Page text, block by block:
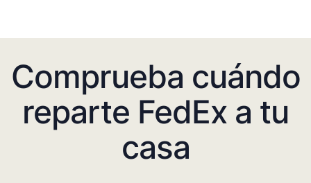
Comprueba cuándo
reparte FedEx a tu
casa